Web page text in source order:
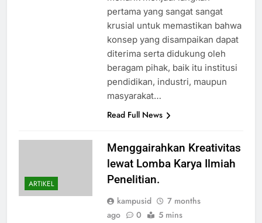
pertama yang sangat sangat
krusial untuk memastikan bahwa
konsep yang disampaikan dapat
diterima serta didukung oleh
beragam pihak, baik itu institusi
pendidikan, industri, maupun
masyarakat…
Read Full News
ARTIKEL
Menggairahkan Kreativitas
lewat Lomba Karya Ilmiah
Penelitian.
kampusid
7 months
ago
0 5 mins